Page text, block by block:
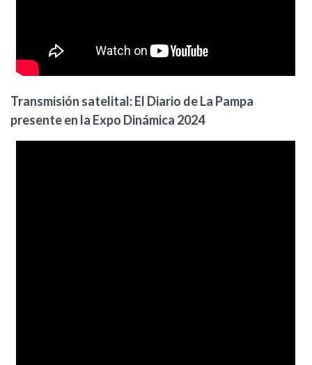
Transmisión satelital: El Diario de La Pampa
presente en la Expo Dinámica 2024